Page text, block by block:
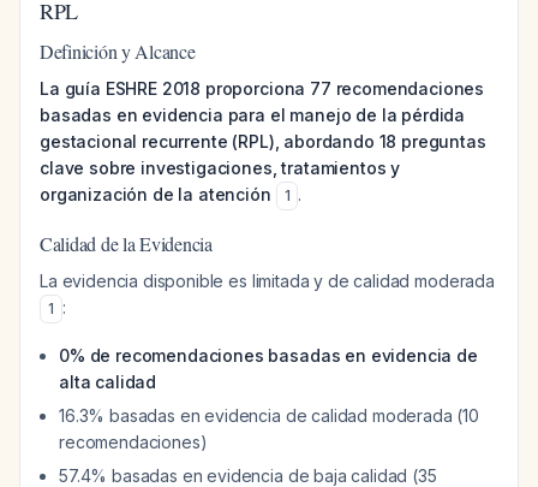
RPL
Definición y Alcance
La guía ESHRE 2018 proporciona 77 recomendaciones
basadas en evidencia para el manejo de la pérdida
gestacional recurrente (RPL), abordando 18 preguntas
clave sobre investigaciones, tratamientos y
organización de la atención
1 .
Calidad de la Evidencia
La evidencia disponible es limitada y de calidad moderada
1 :
0% de recomendaciones basadas en evidencia de
alta calidad
16.3% basadas en evidencia de calidad moderada (10
recomendaciones)
57.4% basadas en evidencia de baja calidad (35